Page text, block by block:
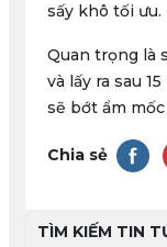
sấy khô tối ưu.
Quan trọng là
và lấy ra sau
sẽ bớt ẩm mốc
Chia sẻ
TÌM KIẾM TIN